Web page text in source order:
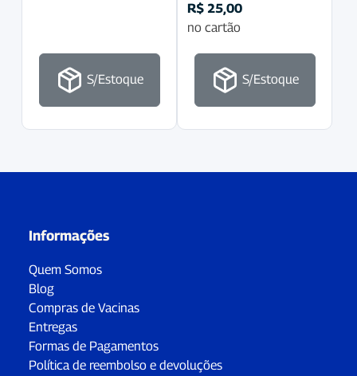
S/Estoque
R$ 25,00
no cartão
S/Estoque
Informações
Quem Somos
Blog
Compras de Vacinas
Entregas
Formas de Pagamentos
Política de reembolso e devoluções